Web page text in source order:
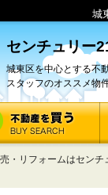
城東区を中心とする不
スタッフのオススメ物
センチュリー
城
・リフォームはセン